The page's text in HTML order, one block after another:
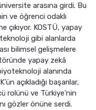
arasına girdi. Bu
ve öğrenci odaklı
çıkıyor. KOSTÜ, yapay
gibi alanlarda
bilimsel gelişmelere
yapay zekâ
alanında
açıkladığı başarılar,
rolünü ve Türkiye’nin
gözler önüne serdi.